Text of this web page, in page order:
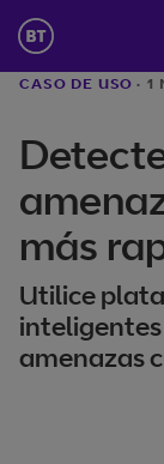
CASO DE USO · 1
más
Utilice
amenazas